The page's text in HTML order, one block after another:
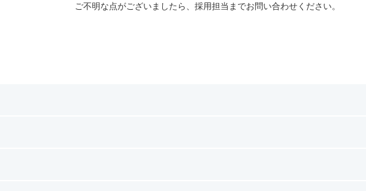
ご不明な点がございましたら、採用担当までお問い合わせください。